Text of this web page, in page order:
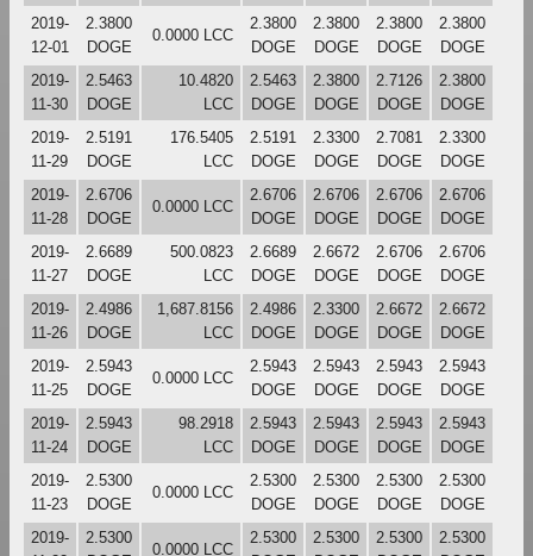
2019-
12-01
2.3800
DOGE
0.0000 LCC
2.3800
DOGE
2.3800
DOGE
2.3800
DOGE
2.3800
DOGE
2019-
11-30
2.5463
DOGE
10.4820
LCC
2.5463
DOGE
2.3800
DOGE
2.7126
DOGE
2.3800
DOGE
2019-
11-29
2.5191
DOGE
176.5405
LCC
2.5191
DOGE
2.3300
DOGE
2.7081
DOGE
2.3300
DOGE
2019-
11-28
2.6706
DOGE
0.0000 LCC
2.6706
DOGE
2.6706
DOGE
2.6706
DOGE
2.6706
DOGE
2019-
11-27
2.6689
DOGE
500.0823
LCC
2.6689
DOGE
2.6672
DOGE
2.6706
DOGE
2.6706
DOGE
2019-
11-26
2.4986
DOGE
1,687.8156
LCC
2.4986
DOGE
2.3300
DOGE
2.6672
DOGE
2.6672
DOGE
2019-
11-25
2.5943
DOGE
0.0000 LCC
2.5943
DOGE
2.5943
DOGE
2.5943
DOGE
2.5943
DOGE
2019-
11-24
2.5943
DOGE
98.2918
LCC
2.5943
DOGE
2.5943
DOGE
2.5943
DOGE
2.5943
DOGE
2019-
11-23
2.5300
DOGE
0.0000 LCC
2.5300
DOGE
2.5300
DOGE
2.5300
DOGE
2.5300
DOGE
2019-
2.5300
0.0000 LCC
2.5300
2.5300
2.5300
2.5300